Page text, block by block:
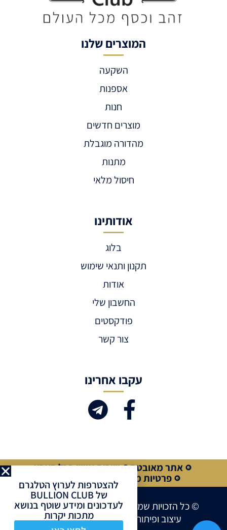
המוצרים שלנו
השקעה
אספנות
חנות
מוצרים חדשים
מהדורה מוגבלת
מתנות
חיסול מלאי
אודותינו
בלוג
תקנון ותנאי שימוש
אודות
החשבון שלי
פודקסטים
צור קשר
עקבו אחרינו
אתר מאובטח
שירות אישי בכל הארץ
פרטיות מלאה
קנייה מאובטחת
עיצוב ופיתוח אתרים ע”יSite Market
© כל הזכויות שמורות לחברת BULLION CLUB
להצטרפות לערוץ הטלגרם
של BULLION CLUB
לעדכונים ומידע שוטף בנושא
מתכות יקרות